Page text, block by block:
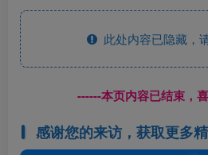
此处内容已隐藏，
------本页内容已结束，
感谢您的来访，获取更多